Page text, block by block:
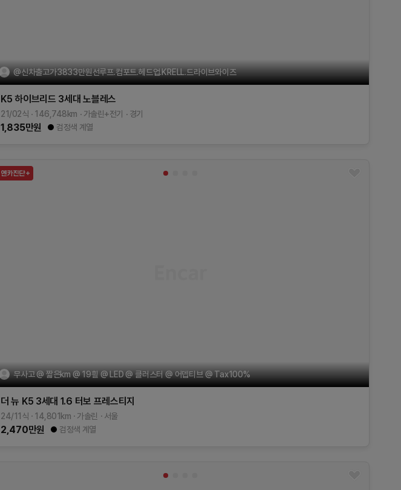
@신차출고가3833만원선루프.컴포트.헤드업.KRELL.드라이브와이즈
K5 하이브리드 3세대 노블레스
21/02식 146,748km 가솔린+전기 경기
1,835만원 검정색 계열
무사고 @ 짧은km @ 19흴 @ LED @ 클러스터 @ 어뎁티브 @ Tax100%
더 뉴 K5 3세대 1.6 터보 프레스티지
24/11식 14,801 km 가솔린 서울
2,470만원 검정색 계열